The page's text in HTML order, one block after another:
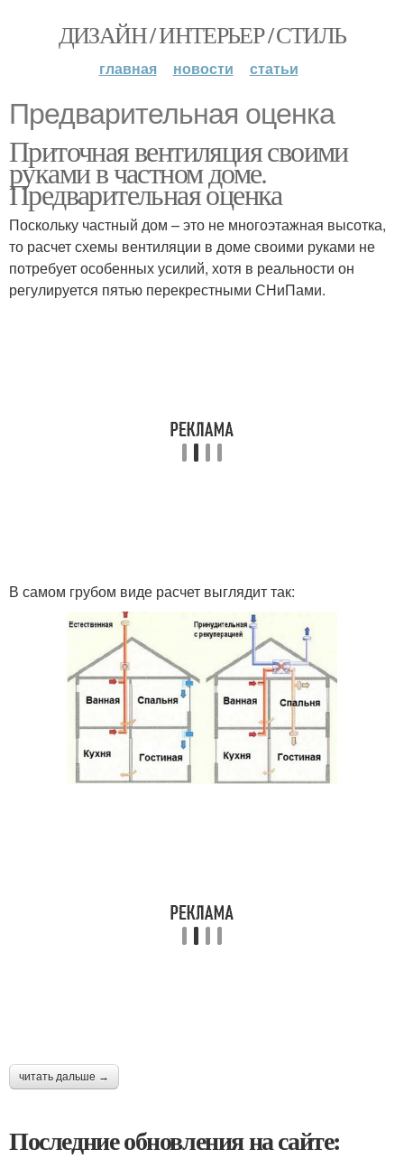
ДИЗАЙН / ИНТЕРЬЕР / СТИЛЬ
главная новости статьи
Предварительная оценка
Приточная вентиляция своими
руками в частном доме.
Предварительная оценка
Поскольку частный дом – это не многоэтажная высотка,
то расчет схемы вентиляции в доме своими руками не
потребует особенных усилий, хотя в реальности он
регулируется пятью перекрестными СНиПами.
В самом грубом виде расчет выглядит так:
читать дальше →
Последние обновления на сайте: